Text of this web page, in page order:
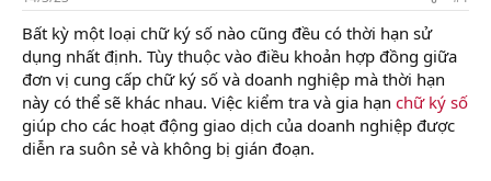
a
r
t
e
r
Bất kỳ một loại chữ ký số nào cũng đều có thời hạn sử
dụng nhất định. Tùy thuộc vào điều khoản hợp đồng giữa
đơn vị cung cấp chữ ký số và doanh nghiệp mà thời hạn
này có thể sẽ khác nhau. Việc kiểm tra và gia hạn chữ ký số
giúp cho các hoạt động giao dịch của doanh nghiệp được
diễn ra suôn sẻ và không bị gián đoạn.